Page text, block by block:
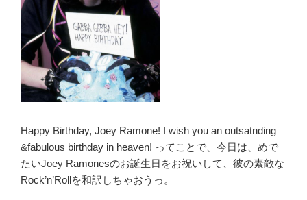
Happy Birthday, Joey Ramone! I wish you an outsatnding
&fabulous birthday in heaven! ってことで、今日は、めで
たいJoey Ramonesのお誕生日をお祝いして、彼の素敵な
Rock’n’Rollを和訳しちゃおうっ。